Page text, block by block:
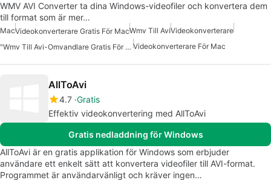
WMV AVI Converter ta dina Windows-videofiler och konvertera dem
till format som är mer…
MacVideokonverterare Gratis För MacWmv Till AviVideokonverterare
"Wmv Till Avi-Omvandlare Gratis För Mac" Videokonverterare För Mac
AllToAvi
4.7 Gratis
Effektiv videokonvertering med AllToAvi
Gratis nedladdning för Windows
AllToAvi är en gratis applikation för Windows som erbjuder
användare ett enkelt sätt att konvertera videofiler till AVI-format.
Programmet är användarvänligt och kräver ingen…